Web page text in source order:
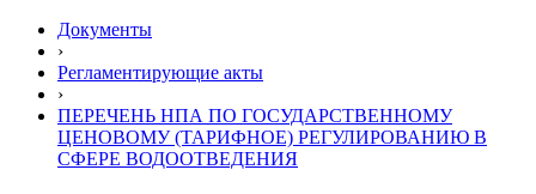
Документы
›
Регламентирующие акты
›
ПЕРЕЧЕНЬ НПА ПО ГОСУДАРСТВЕННОМУ
ЦЕНОВОМУ (ТАРИФНОЕ) РЕГУЛИРОВАНИЮ В
СФЕРЕ ВОДООТВЕДЕНИЯ